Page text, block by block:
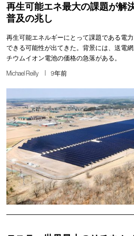
再生可能エネ最大の課題が
普及の兆し
再生可能エネルギーにとって課題である電
できる可能性が出てきた。背景には、送電
チウムイオン電池の価格の急落がある。
Michael Reilly 9年前